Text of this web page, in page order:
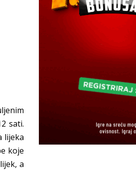
sati.
lijeka
koje
a